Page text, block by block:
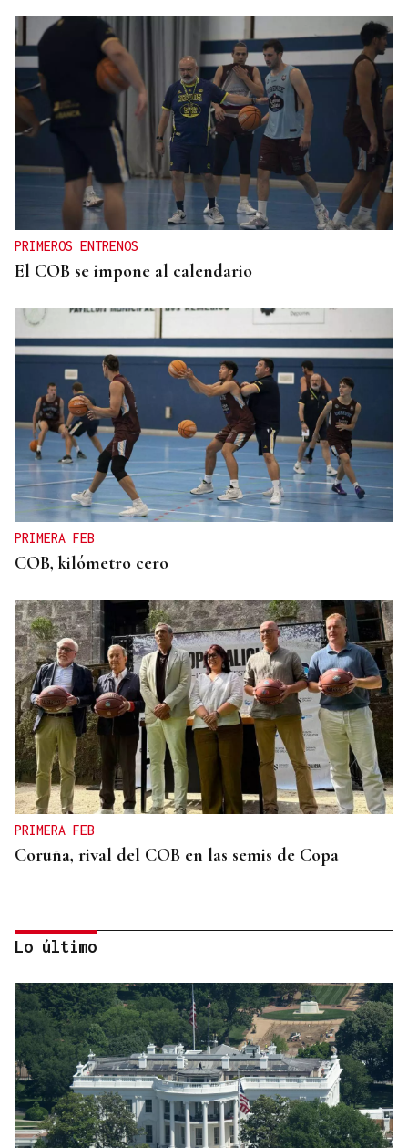
PRIMEROS ENTRENOS
El COB se impone al calendario
PRIMERA FEB
COB, kilómetro cero
PRIMERA FEB
Coruña, rival del COB en las semis de Copa
25 DE SEPTIEMBRE
Lo último